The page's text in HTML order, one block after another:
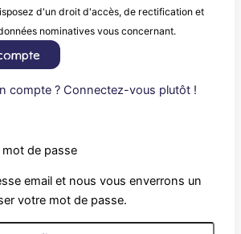
d'un droit d'accès, de rectification et
nominatives vous concernant.
compte ? Connectez-vous plutôt !
mot de passe
email et nous vous enverrons un
votre mot de passe.